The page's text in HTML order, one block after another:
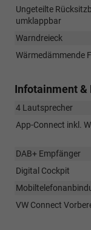
Ungeteilte
umklappbar
Warndreieck
Wärmedämmende
Infotainment
4 Lautsprecher
App-Connect inkl.
DAB+ Empfänger
Digital Cockpit
VW Connect